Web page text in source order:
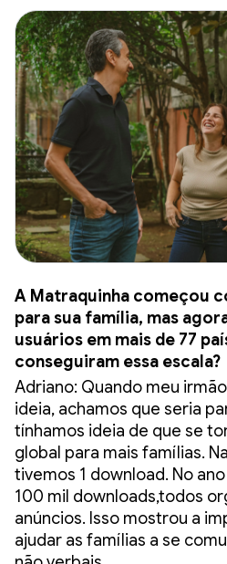
A Matraquinha começou
para sua família, mas
usuários em mais de 77
conseguiram essa escala?
Adriano: Quando meu
ideia, achamos que seria
tínhamos ideia de que se
global para mais famílias.
tivemos 1 download. No
100 mil downloads,todos
anúncios. Isso mostrou a
ajudar as famílias a se